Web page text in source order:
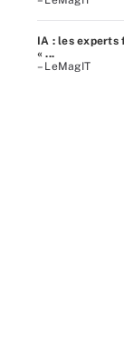
IA : les experts
« ...
– LeMagIT